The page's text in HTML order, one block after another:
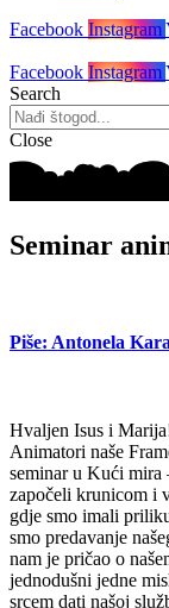
Facebook Instagram
Facebook Instagram
Search
Close
Seminar
Piše: Antonela
Hvaljen Isus i
Animatori naše
seminar u Kući mira
započeli krunicom i
gdje smo imali
smo predavanje
nam je pričao o
jednodušni jedne
srcem dati našoj